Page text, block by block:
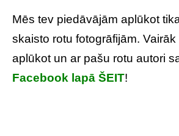
Mēs tev piedāvājām aplūkot
skaisto rotu fotogrāfijām.
aplūkot un ar pašu rotu autori
Facebook lapā ŠEIT!